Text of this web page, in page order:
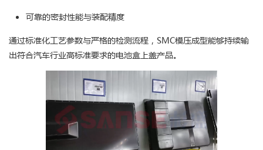
可靠的密封性能与装配精度
通过标准化工艺参数与严格的检测流程，SMC模压成型能够持续输
出符合汽车行业高标准要求的电池盒上盖产品。